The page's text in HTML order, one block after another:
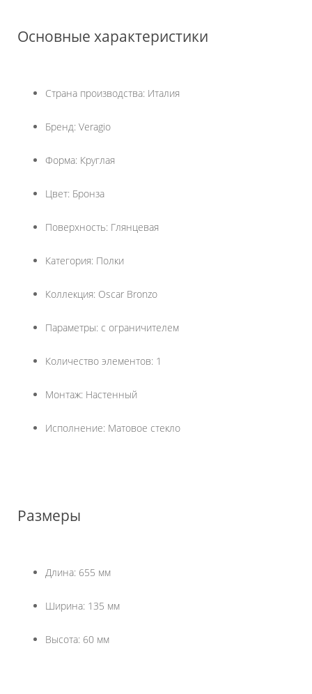
Основные характеристики
Страна производства: Италия
Бренд: Veragio
Форма: Круглая
Цвет: Бронза
Поверхность: Глянцевая
Категория: Полки
Коллекция: Oscar Bronzo
Параметры: с ограничителем
Количество элементов: 1
Монтаж: Настенный
Исполнение: Матовое стекло
Размеры
Длина: 655 мм
Ширина: 135 мм
Высота: 60 мм